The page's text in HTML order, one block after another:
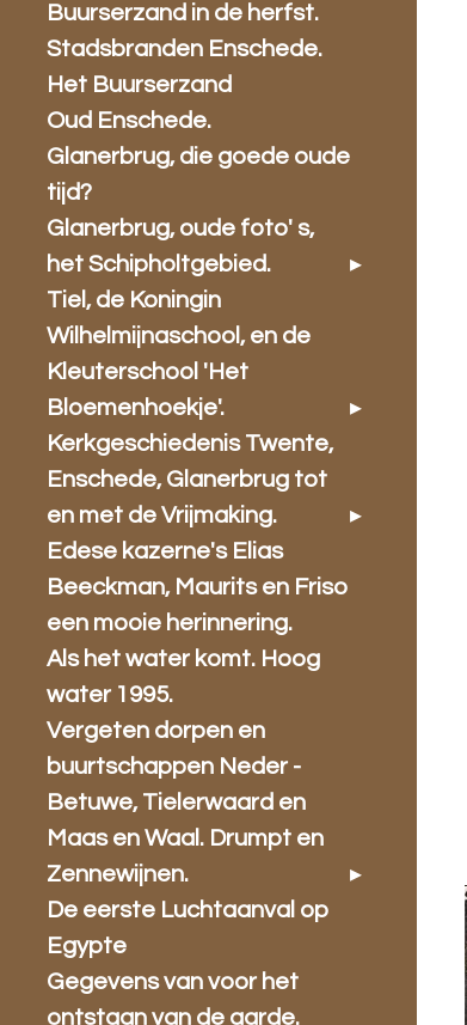
Buurserzand in de herfst.
Stadsbranden Enschede.
Het Buurserzand
Oud Enschede.
Glanerbrug, die goede oude
tijd?
Glanerbrug, oude foto' s,
het Schipholtgebied.
Tiel, de Koningin
Wilhelmijnaschool, en de
Kleuterschool 'Het
Bloemenhoekje'.
Kerkgeschiedenis Twente,
Enschede, Glanerbrug tot
en met de Vrijmaking.
Edese kazerne's Elias
Beeckman, Maurits en Friso
een mooie herinnering.
Als het water komt. Hoog
water 1995.
Vergeten dorpen en
buurtschappen Neder -
Betuwe, Tielerwaard en
Maas en Waal. Drumpt en
Zennewijnen.
De eerste Luchtaanval op
Egypte
Gegevens van voor het
ontstaan van de aarde.